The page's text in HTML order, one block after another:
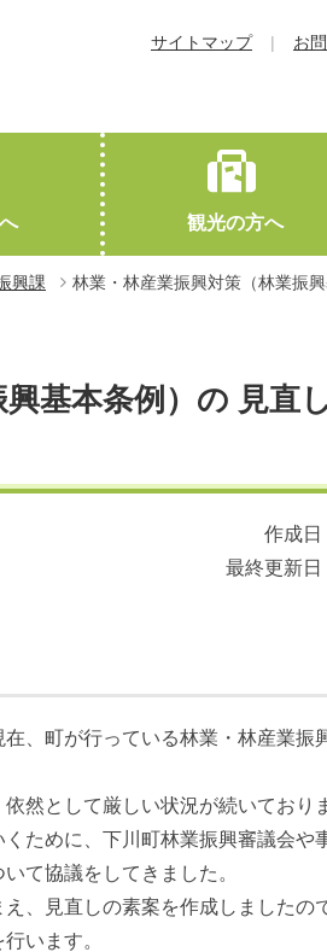
サイトマップ お
観光の方へ
興課 林業・林産業振興対策（林業振
基本条例）の 見直
作成日
最終更新日
、町が行っている林業・林産業振
然として厳しい状況が続いており
ために、下川町林業振興審議会や
て協議をしてきました。
、見直しの素案を作成しましたの
います。